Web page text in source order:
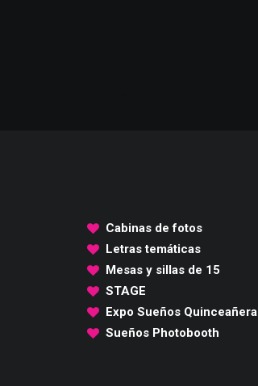
Cabinas de fotos
Letras temáticas
Mesas y sillas de 15
STAGE
Expo Sueños Quinceañera
Sueños Photobooth